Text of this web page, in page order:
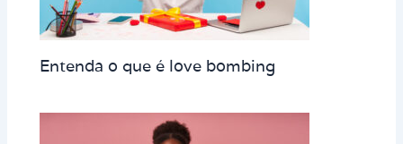
Entenda o que é love bombing